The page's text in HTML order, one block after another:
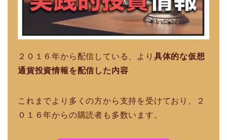
２０１６年から配信している、より 具体的な仮想
通貨投資情報を配信した内容
これまでより多くの方から支持を受けており、２
０１６年からの購読者も多数います。